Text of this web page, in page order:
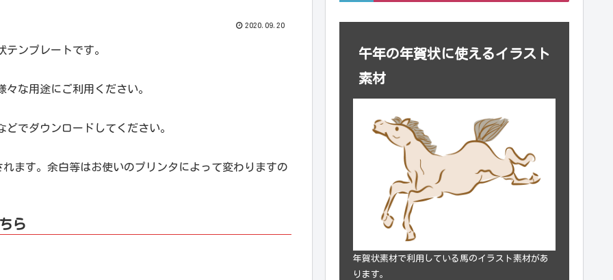
2020.09.20
ンプレートです。
な用途にご利用ください。
でダウンロードしてください。
ます。余白等はお使いのプリンタによって変わりますの
ら
午年の年賀状に使えるイラスト
素材
年賀状素材で利用している馬のイラスト素材があ
ります。